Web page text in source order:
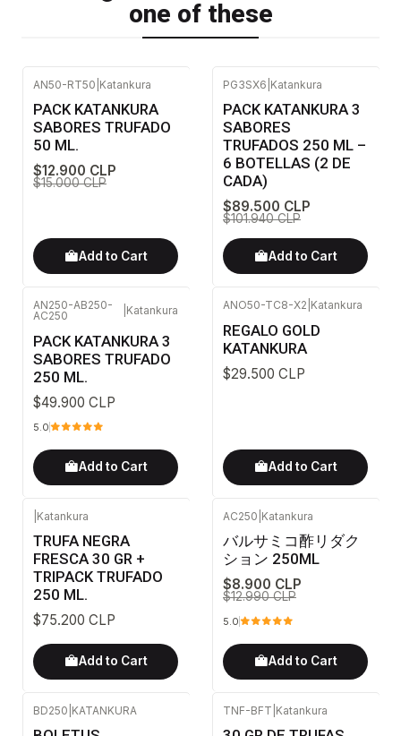
one of these
AN50-RT50 Katankura
PACK KATANKURA
SABORES TRUFADO
50 ML.
$12.900 CLP
$15.000 CLP
Add to Cart
PG3SX6 Katankura
PACK KATANKURA 3
SABORES
TRUFADOS 250 ML –
6 BOTELLAS (2 DE
CADA)
$89.500 CLP
$101.940 CLP
Add to Cart
AN250-AB250-
AC250
Katankura
PACK KATANKURA 3
SABORES TRUFADO
250 ML.
$49.900 CLP
5.0
Add to Cart
ANO50-TC8-X2 Katankura
REGALO GOLD
KATANKURA
$29.500 CLP
Add to Cart
Katankura
TRUFA NEGRA
FRESCA 30 GR +
TRIPACK TRUFADO
250 ML.
$75.200 CLP
Add to Cart
AC250 Katankura
バルサミコ酢リダク
ション 250ML
$8.900 CLP
$12.990 CLP
5.0
Add to Cart
BD250 KATANKURA TNF-BFT Katankura